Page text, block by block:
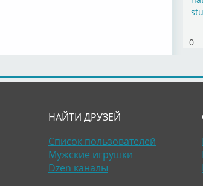
0
НАЙТИ ДРУЗЕЙ
Список пользователей
Мужские игрушки
Dzen каналы